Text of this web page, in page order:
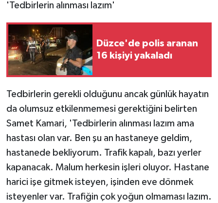
'Tedbirlerin alınması lazım'
Düzce'de polis aranan
16 kişiyi yakaladı
Tedbirlerin gerekli olduğunu ancak günlük hayatın
da olumsuz etkilenmemesi gerektiğini belirten
Samet Kamari, 'Tedbirlerin alınması lazım ama
hastası olan var. Ben şu an hastaneye geldim,
hastanede bekliyorum. Trafik kapalı, bazı yerler
kapanacak. Malum herkesin işleri oluyor. Hastane
harici işe gitmek isteyen, işinden eve dönmek
isteyenler var. Trafiğin çok yoğun olmaması lazım.